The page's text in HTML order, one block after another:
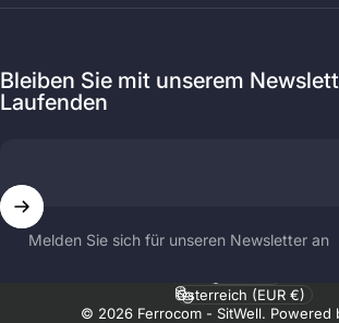
Bleiben Sie mit unserem
Laufenden
Melden Sie sich für unseren Newsletter an
© 2026 Ferrocom - SitWell. Powered
Sprache
Land/Region